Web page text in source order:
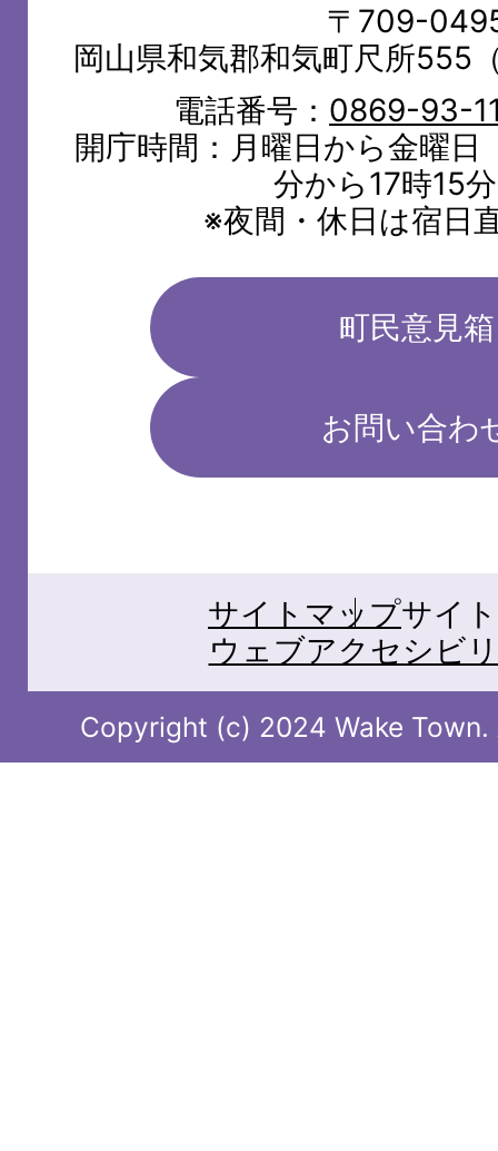
〒709-
岡山県和気郡和気町尺所555
電話番号： 0869-93-
開庁時間：月曜日から金曜
分から17時15
※夜間・休日は宿日
町民意見箱
お問い合わ
サイトマップサイ
ウェブアクセシビ
Copyright (c) 2024 Wake Town.